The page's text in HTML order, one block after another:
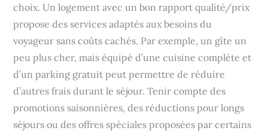
choix. Un logement avec un bon rapport qualité/prix
propose des services adaptés aux besoins du
voyageur sans coûts cachés. Par exemple, un gîte un
peu plus cher, mais équipé d’une cuisine complète et
d’un parking gratuit peut permettre de réduire
d’autres frais durant le séjour. Tenir compte des
promotions saisonnières, des réductions pour longs
séjours ou des offres spéciales proposées par certains